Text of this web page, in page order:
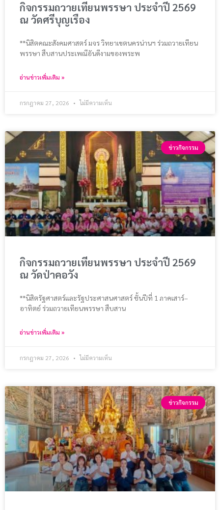
กิจกรรมถวายเทียนพรรษา ประจำปี 2569
ณ วัดศรีบุญเรือง
**นิสิตคณะสังคมศาสตร์ มจร วิทยาเขตนครน่านฯ ร่วมถวายเทียน
พรรษา สืบสานประเพณีอันดีงามของพระพ
อ่านข่าวเพิ่มเติม »
กรกฎาคม 27, 2026 ไม่มีความเห็น
ข่าวกิจกรรม
กิจกรรมถวายเทียนพรรษา ประจำปี 2569
ณ วัดป่าคอวัง
**นิสิตรัฐศาสตร์และรัฐประศาสนศาสตร์ ชั้นปีที่ 1 ภาคเสาร์–
อาทิตย์ ร่วมถวายเทียนพรรษา สืบสาน
อ่านข่าวเพิ่มเติม »
กรกฎาคม 27, 2026 ไม่มีความเห็น
ข่าวกิจกรรม